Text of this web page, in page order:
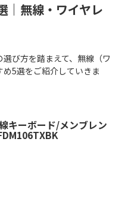
｜無線・ワイヤレ
び方を踏まえて、無線（ワ
5選をご紹介していきま
キーボード/メンブレン